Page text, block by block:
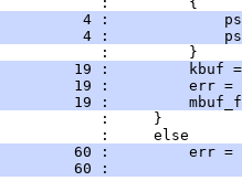
4 :
4 :
:         }
19 :         kbuf
19 :         err =
19 :
:     }
:     else
60 :         err =
60 :